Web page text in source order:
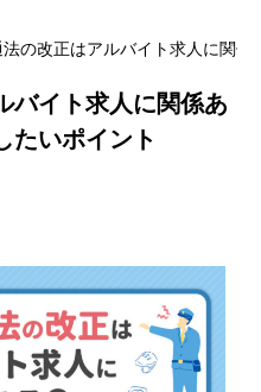
の改正はアルバイト求人に関
バイト求人に関係あ
たいポイント